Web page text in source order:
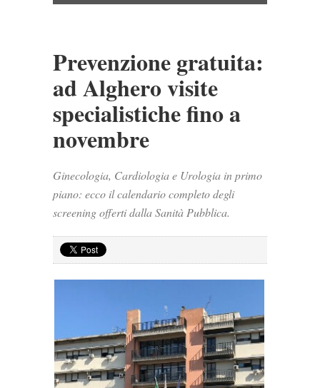
Prevenzione gratuita:
ad Alghero visite
specialistiche fino a
novembre
Ginecologia, Cardiologia e Urologia in primo
piano: ecco il calendario completo degli
screening offerti dalla Sanità Pubblica.